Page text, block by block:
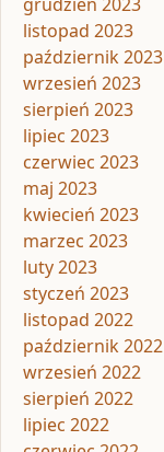
listopad 2023
październik 2023
wrzesień 2023
sierpień 2023
lipiec 2023
czerwiec 2023
maj 2023
kwiecień 2023
marzec 2023
luty 2023
styczeń 2023
listopad 2022
październik 2022
wrzesień 2022
sierpień 2022
lipiec 2022